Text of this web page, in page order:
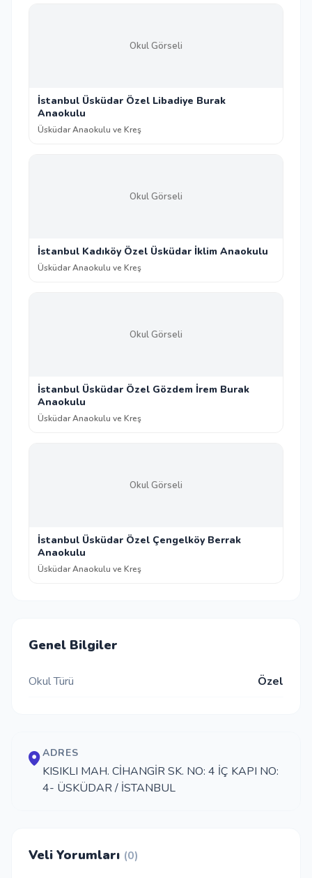
Okul Görseli
İstanbul Üsküdar Özel Libadiye Burak
Anaokulu
Üsküdar Anaokulu ve Kreş
Okul Görseli
İstanbul Kadıköy Özel Üsküdar İklim Anaokulu
Üsküdar Anaokulu ve Kreş
Okul Görseli
İstanbul Üsküdar Özel Gözdem İrem Burak
Anaokulu
Üsküdar Anaokulu ve Kreş
Okul Görseli
İstanbul Üsküdar Özel Çengelköy Berrak
Anaokulu
Üsküdar Anaokulu ve Kreş
Genel Bilgiler
Okul Türü Özel
ADRES
KISIKLI MAH. CİHANGİR SK. NO: 4 İÇ KAPI NO:
4- ÜSKÜDAR / İSTANBUL
Veli Yorumları (0)